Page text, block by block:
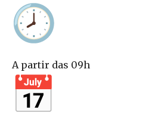
A partir das 09h